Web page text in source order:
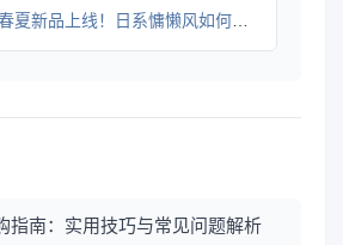
新品上线！日系慵懒风如何演绎英式复古？
指南：实用技巧与常见问题解析